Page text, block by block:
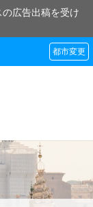
広告出稿を受け
都市変更